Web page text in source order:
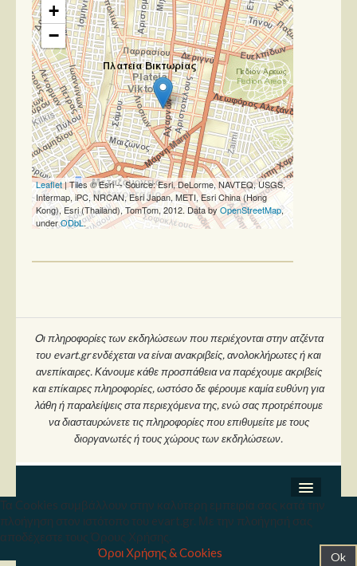
+
−
Leaflet| Tiles © Esri -- Source: Esri, DeLorme, NAVTEQ, USGS,
Intermap, iPC, NRCAN, Esri Japan, METI, Esri China (Hong
Kong), Esri (Thailand), TomTom, 2012. Data byOpenStreetMap,
underODbL.
Oι πληροφορίες των εκδηλώσεων που περιέχονται στην ατζέντα
του evart.gr ενδέχεται να είναι ανακριβείς, ανολοκλήρωτες ή και
ανεπίκαιρες. Κάνουμε κάθε προσπάθεια να παρέχουμε ακριβείς
και επίκαιρες πληροφορίες, ωστόσο δε φέρουμε καμία ευθύνη για
λάθη ή παραλείψεις στα περιεχόμενα της, ενώ σας προτρέπουμε
να διασταυρώνετε τις πληροφορίες που επιθυμείτε με τους
διοργανωτές ή τους χώρους των εκδηλώσεων.
Σχετικά
Copyright © 2026 Ev Art. Με την επιφύλαξη κάθε
δικαιώματος. | Developed by
Τα Cookies συμβάλλουν στην καλύτερη εμπειρία σας κατά την
πλοήγηση στον ιστότοπο του evart.gr. Με την πλοήγησή σας
αποδέχεστε τους Όρους Χρήσης.
Ok
Όροι Χρήσης & Cookies